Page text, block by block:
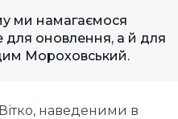
ми намагаємося
для оновлення, а й для
Мороховський.
Вітко, наведеними в